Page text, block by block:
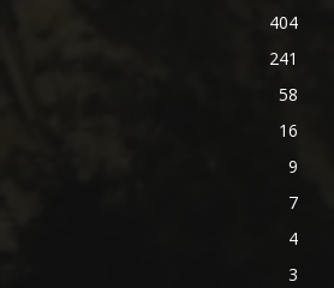
404
241
58
16
9
7
4
3